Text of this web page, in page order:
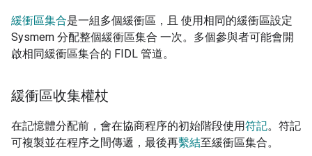
緩衝區集合是一組多個緩衝區，且 使用相同的緩衝區設定
Sysmem 分配整個緩衝區集合 一次。多個參與者可能會開
啟相同緩衝區集合的 FIDL 管道。
緩衝區收集權杖
在記憶體分配前，會在協商程序的初始階段使用符記。符記
可複製並在程序之間傳遞，最後再繫結至緩衝區集合。